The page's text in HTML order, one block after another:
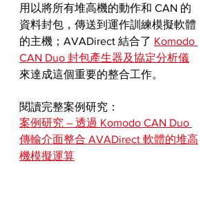
用以將所有堆高機的動作和 CAN 的
資料封包，傳送到運作訓練模擬軟體
的主機；AVADirect 結合了 Komodo
CAN Duo 封包產生器及協定分析儀
來達成這個重要的整合工作。
閱讀完整案例研究：
案例研究 – 透過 Komodo CAN Duo
傳輸介面整合 AVADirect 軟體的堆高
機模擬運算